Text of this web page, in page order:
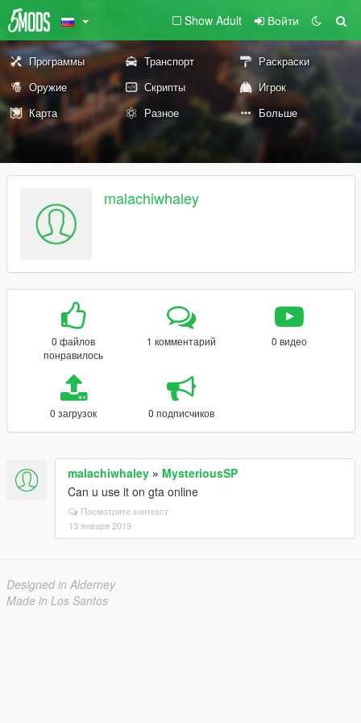
Show Adult Войти
Программы Транспорт
Раскраски
Оружие
Скрипты
Игрок
Карта
Разное Больше
malachiwhaley
0 файлов
понравилось
1 комментарий 0 видео
0 загрузок 0 подписчиков
malachiwhaley » MysteriousSP
Can u use it on gta online
Посмотрите контекст
13 января 2019
Designed in Alderney
Made in Los Santos